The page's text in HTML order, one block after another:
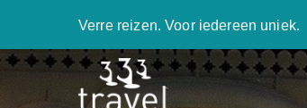
Verre reizen. Voor iedereen uniek.